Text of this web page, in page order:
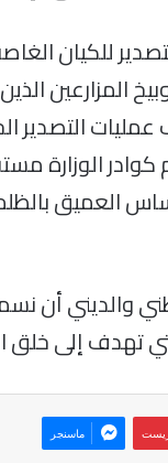
للكيان الغاصب
المزارعين
التصدير
الوزارة
العميق
والديني أن
تهدف إلى خلق
ماسنجر